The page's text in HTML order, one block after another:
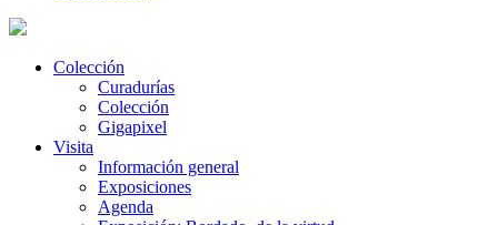
Colección
Curadurías
Colección
Gigapixel
Visita
Información general
Exposiciones
Agenda